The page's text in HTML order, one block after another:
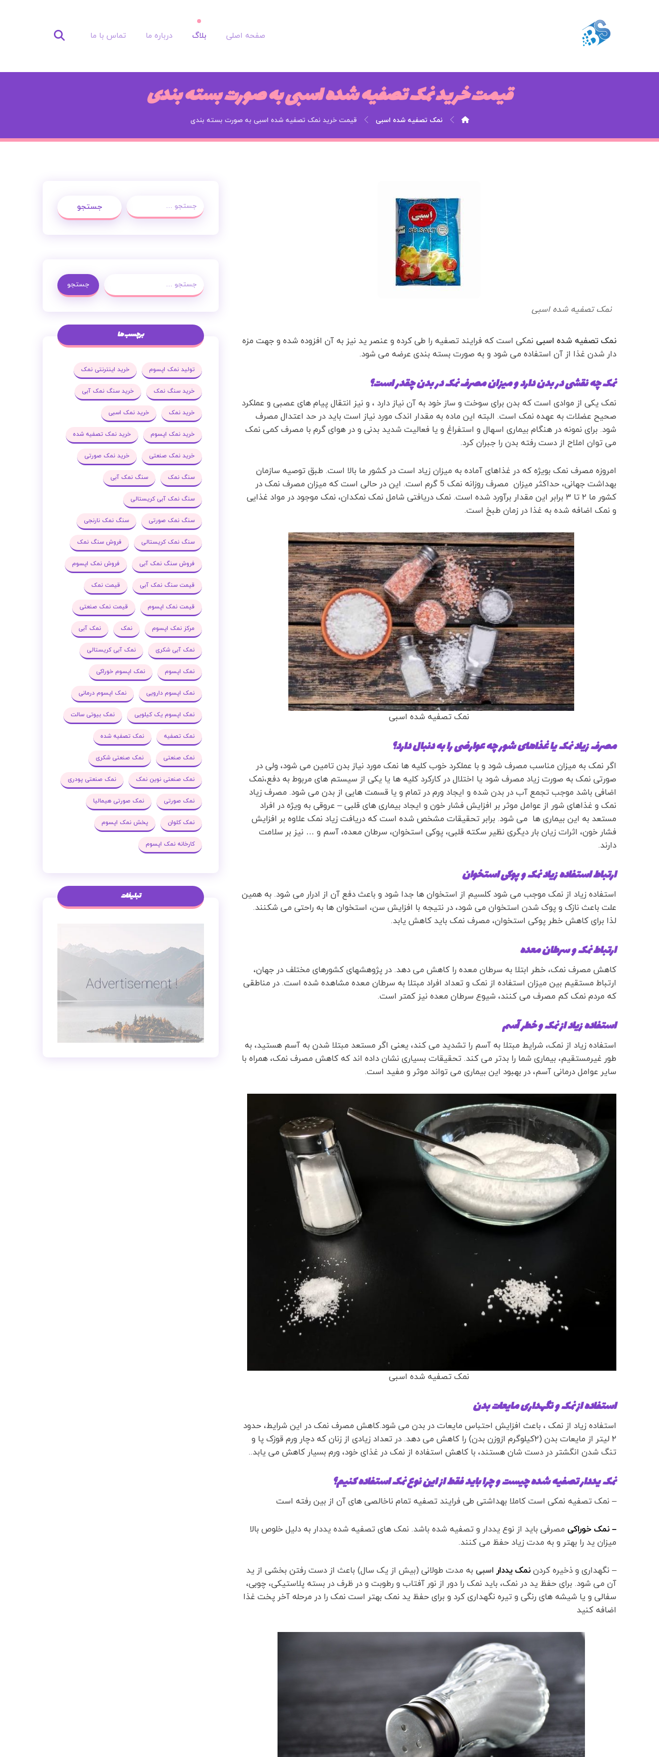
صفحه اصلی بلاگ درباره ما تماس با ما
قیمت خرید نمک تصفیه شده اسبی به صورت بسته بندی
نمک تصفیه شده اسبی قیمت خرید نمک تصفیه شده اسبی به صورت بسته بندی
نمک تصفیه شده اسبی
نمک تصفیه شده اسبی نمکی است که فرایند تصفیه را طی کرده و عنصر ید نیز به آن افزوده شده و جهت مزه
دار شدن غذا از آن استفاده می شود و به صورت بسته بندی عرضه می شود.
نمک چه نقشی در بدن دارد و میزان مصرف نمک در بدن چقدر است؟
نمک یکی از موادی است که بدن برای سوخت و ساز خود به آن نیاز دارد ، و نیز انتقال پیام های عصبی و عملکرد
صحیح عضلات به عهده نمک است. البته این ماده به مقدار اندک مورد نیاز است باید در حد اعتدال مصرف
شود. برای نمونه در هنگام بیماری اسهال و استفراغ و یا فعالیت شدید بدنی و در هوای گرم با مصرف کمی نمک
می توان املاح از دست رفته بدن را جبران کرد.
امروزه مصرف نمک بویژه که در غذاهای آماده به میزان زیاد است در کشور ما بالا است. طبق توصیه سازمان
بهداشت جهانی، حداکثر میزان مصرف روزانه نمک 5 گرم است. این در حالی است که میزان مصرف نمک در
کشور ما ۲ تا ۳ برابر این مقدار برآورد شده است. نمک دریافتی شامل نمک نمکدان، نمک موجود در مواد غذایی
و نمک اضافه شده به غذا در زمان طبخ است.
نمک تصفیه شده اسبی
مصرف زیاد نمک یا غذاهای شور چه عوارضی را به دنبال دارد؟
اگر نمک به میزان مناسب مصرف شود و با عملکرد خوب کلیه ها نمک مورد نیاز بدن تامین می شود، ولی در
صورتی نمک به صورت زیاد مصرف شود یا اختلال در کارکرد کلیه ها یا یکی از سیستم های مربوط به دفع،نمک
اضافی باشد موجب تجمع آب در بدن شده و ایجاد ورم در تمام و یا قسمت هایی از بدن می شود. مصرف زیاد
نمک و غذاهای شور از عوامل موثر بر افزایش فشار خون و ایجاد بیماری های قلبی – عروقی به ویژه در افراد
مستعد به این بیماری ها می شود. برابر تحقیقات مشخص شده است که دریافت زیاد نمک علاوه بر افزایش
فشار خون، اثرات زیان بار دیگری نظیر سکته قلبی، پوکی استخوان، سرطان معده، آسم و … نیز بر سلامت
دارند.
ارتباط استفاده زیاد نمک و پوکی استخوان
استفاده زیاد از نمک موجب می شود کلسیم از استخوان ها جدا شود و باعث دفع آن از ادرار می شود. به همین
علت باعث نازک و پوک شدن استخوان می شود، در نتیجه با افزایش سن، استخوان ها به راحتی می شکنند.
لذا برای کاهش خطر پوکی استخوان، مصرف نمک باید کاهش یابد.
ارتباط نمک و سرطان معده
کاهش مصرف نمک، خطر ابتلا به سرطان معده را کاهش می دهد. در پژوهشهای کشورهای مختلف در جهان،
ارتباط مستقیم بین میزان استفاده از نمک و تعداد افراد مبتلا به سرطان معده مشاهده شده است. در مناطقی
که مردم نمک کم مصرف می کنند، شیوع سرطان معده نیز کمتر است.
استفاده زیاد از نمک و خطر آسم
استفاده زیاد از نمک، شرایط مبتلا به آسم را تشدید می کند، یعنی اگر مستعد مبتلا شدن به آسم هستید، به
طور غیرمستقیم، بیماری شما را بدتر می کند. تحقیقات بسیاری نشان داده اند که کاهش مصرف نمک، همراه با
سایر عوامل درمانی آسم، در بهبود این بیماری می تواند موثر و مفید است.
نمک تصفیه شده اسبی
استفاده از نمک و نگهداری مایعات بدن
استفاده زیاد از نمک ، باعث افزایش احتباس مایعات در بدن می شود.کاهش مصرف نمک در این شرایط، حدود
۲ لیتر از مایعات بدن (۲کیلوگرم ازوزن بدن) را کاهش می دهد. در تعداد زیادی از زنان که دچار ورم قوزک پا و
تنگ شدن انگشتر در دست شان هستند، با کاهش استفاده از نمک در غذای خود، ورم بسیار کاهش می یابد..
نمک یددار تصفیه شده چیست و چرا باید فقط از این نوع نمک استفاده کنیم؟
– نمک تصفیه نمکی است کاملا بهداشتی طی فرایند تصفیه تمام ناخالصی های آن از بین رفته است
– نمک خوراکی مصرفی باید از نوع یددار و تصفیه شده باشد. نمک های تصفیه شده یددار به دلیل خلوص بالا
میزان ید را بهتر و به مدت زیاد حفظ می کنند.
– نگهداری و ذخیره کردن نمک یددار اسبی به مدت طولانی (بیش از یک سال) باعث از دست رفتن بخشی از ید
آن می شود. برای حفظ ید در نمک، باید نمک را دور از نور آفتاب و رطوبت و در ظرف در بسته پلاستیکی، چوبی،
سفالی و یا شیشه های رنگی و تیره نگهداری کرد و برای حفظ ید نمک بهتر است نمک را در مرحله آخر پخت غذا
اضافه کنید
جستجو
جستجو
برچسب ها
تولید نمک اپسوم خرید اینترنتی نمک
خرید سنگ نمک خرید سنگ نمک آبی
خرید نمک خرید نمک اسبی
خرید نمک اپسوم خرید نمک تصفیه شده
خرید نمک صنعتی خرید نمک صورتی
سنگ نمک سنگ نمک آبی
سنگ نمک آبی کریستالی
سنگ نمک صورتی سنگ نمک نارنجی
سنگ نمک کریستالی فروش سنگ نمک
فروش سنگ نمک آبی فروش نمک اپسوم
قیمت سنگ نمک آبی قیمت نمک
قیمت نمک اپسوم قیمت نمک صنعتی
مرکز نمک اپسوم نمک نمک آبی
نمک آبی شکری نمک آبی کریستالی
نمک اپسوم نمک اپسوم خوراکی
نمک اپسوم دارویی نمک اپسوم درمانی
نمک اپسوم یک کیلویی نمک بیوتی سالت
نمک تصفیه نمک تصفیه شده
نمک صنعتی نمک صنعتی شکری
نمک صنعتی نوین نمک نمک صنعتی پودری
نمک صورتی نمک صورتی هیمالیا
نمک کلوان پخش نمک اپسوم
کارخانه نمک اپسوم
تبلیغات